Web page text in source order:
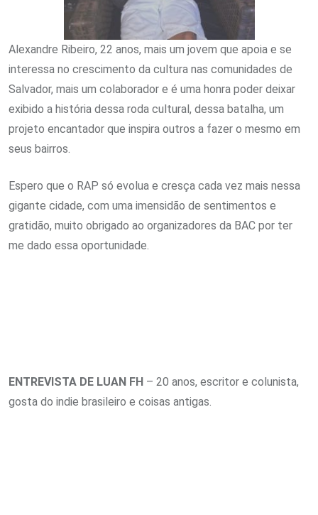
Alexandre Ribeiro, 22 anos, mais um jovem que apoia e se
interessa no crescimento da cultura nas comunidades de
Salvador, mais um colaborador e é uma honra poder deixar
exibido a história dessa roda cultural, dessa batalha, um
projeto encantador que inspira outros a fazer o mesmo em
seus bairros.
Espero que o RAP só evolua e cresça cada vez mais nessa
gigante cidade, com uma imensidão de sentimentos e
gratidão, muito obrigado ao organizadores da BAC por ter
me dado essa oportunidade.
ENTREVISTA DE LUAN FH – 20 anos, escritor e colunista,
gosta do indie brasileiro e coisas antigas.